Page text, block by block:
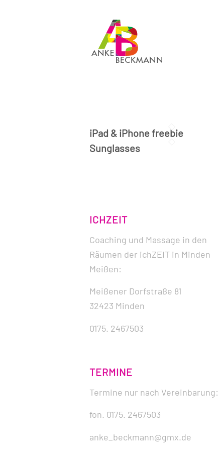
iPad & iPhone freebie
Sunglasses
ICHZEIT
Coaching und Massage in den
Räumen der ichZEIT in Minden
Meißen:
Meißener Dorfstraße 81
32423 Minden
0175. 2467503
TERMINE
Termine nur nach Vereinbarung:
fon. 0175. 2467503
anke_beckmann@gmx.de